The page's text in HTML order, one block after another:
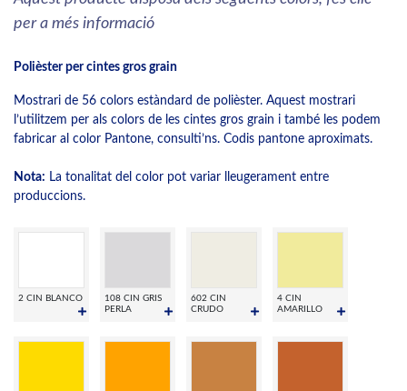
per a més informació
Polièster per cintes gros grain
Mostrari de 56 colors estàndard de polièster. Aquest mostrari
l’utilitzem per als colors de les cintes gros grain i també les podem
fabricar al color Pantone, consulti’ns. Codis pantone aproximats.
Nota: La tonalitat del color pot variar lleugerament entre
produccions.
2 CIN BLANCO
108 CIN GRIS
PERLA
602 CIN
CRUDO
4 CIN
AMARILLO